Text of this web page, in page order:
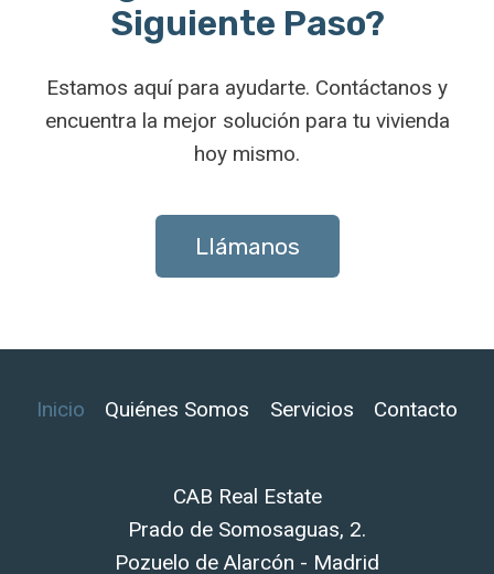
Siguiente Paso?
Estamos aquí para ayudarte. Contáctanos y
encuentra la mejor solución para tu vivienda
hoy mismo.
Llámanos
Inicio Quiénes Somos Servicios Contacto
CAB Real Estate
Prado de Somosaguas, 2.
Pozuelo de Alarcón - Madrid